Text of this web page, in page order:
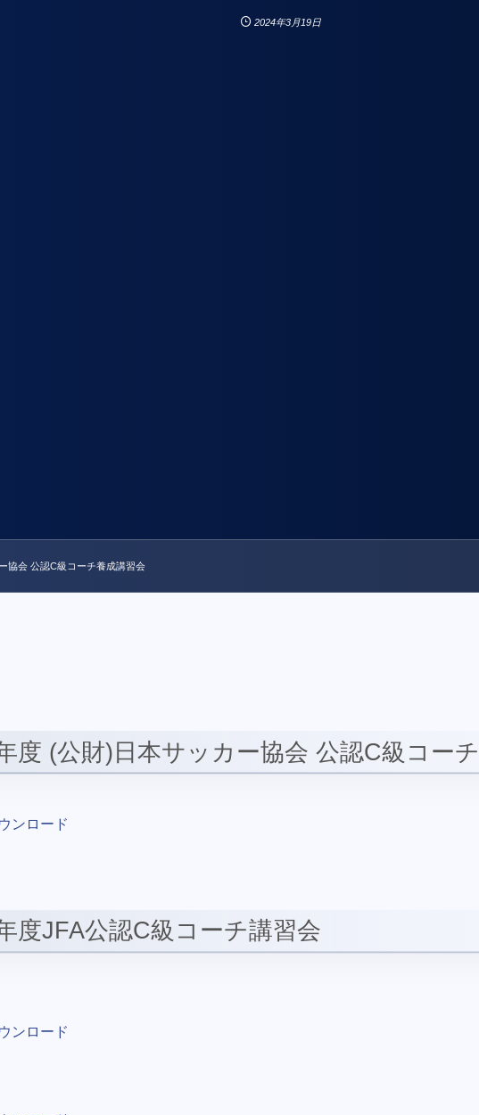
2024年3月19日
協会 公認C級コーチ養成講習会
度 (公財)日本サッカー協会 公認C級コー
ンロード
度JFA公認C級コーチ講習会
ンロード